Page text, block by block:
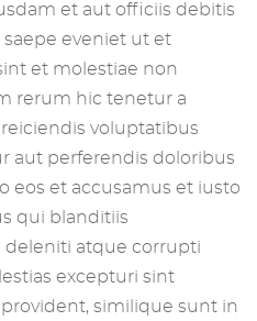
et aut officiis debitis
eveniet ut et
et molestiae non
rerum hic tenetur a
voluptatibus
aut perferendis doloribus
eos et accusamus et iusto
qui blanditiis
atque corrupti
excepturi sint
similique sunt in